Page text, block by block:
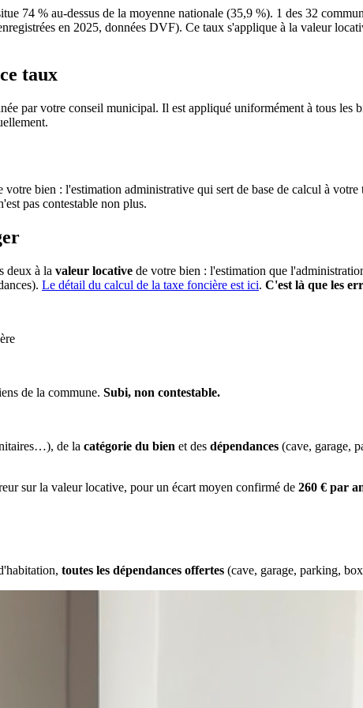
74 % au-dessus de la moyenne nationale (35,9 %). 1 des 32
en 2025, données DVF). Ce taux s'applique à la valeur
taux
par votre conseil municipal. Il est appliqué uniformément à tous les
votre bien : l'estimation administrative qui sert de base de calcul à
pas contestable non plus.
deux à la valeur locative de votre bien : l'estimation que
Le détail du calcul de la taxe foncière est ici. C'est là que les
de la commune. Subi, non contestable.
de la catégorie du bien et des dépendances (cave, garage,
sur la valeur locative, pour un écart moyen confirmé de 260 € par
toutes les dépendances offertes (cave, garage, parking,